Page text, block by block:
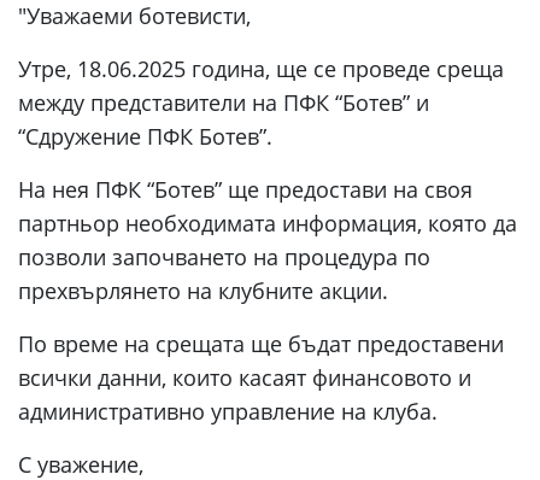
"Уважаеми ботевисти,
Утре, 18.06.2025 година, ще се проведе среща
между представители на ПФК “Ботев” и
“Сдружение ПФК Ботев”.
На нея ПФК “Ботев” ще предостави на своя
партньор необходимата информация, която да
позволи започването на процедура по
прехвърлянето на клубните акции.
По време на срещата ще бъдат предоставени
всички данни, които касаят финансовото и
административно управление на клуба.
С уважение,